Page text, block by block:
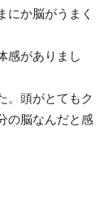
にか脳がうまく
感がありまし
。頭がとてもク
の脳なんだと感